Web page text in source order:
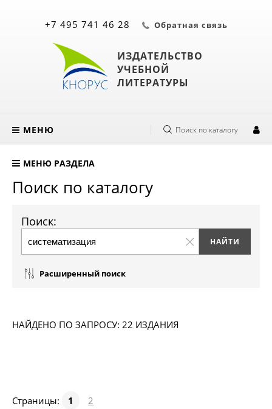
ИЗДАТЕЛЬСТВО
УЧЕБНОЙ
ЛИТЕРАТУРЫ
+7 495 741 46 28 Обратная связь
МЕНЮ Поиск по каталогу
МЕНЮ РАЗДЕЛА
Поиск по каталогу
Поиск:
Расширенный поиск
НАЙДЕНО ПО ЗАПРОСУ: 22 ИЗДАНИЯ
Страницы: 1 2